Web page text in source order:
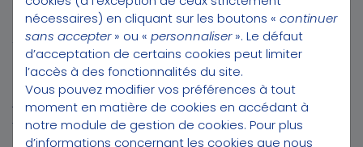
CONTACT
3025
(*appel gratuit du lundi au vendredi de 9h à 18h)
Préfon Distribution
12 bis, rue de Courcelles
75008 Paris
nécessaires) en cliquant sur les boutons « continuer
sans accepter» ou « personnaliser». Le défaut
d’acceptation de certains cookies peut limiter
l’accès à des fonctionnalités du site.
Vous pouvez modifier vos préférences à tout
moment en matière de cookies en accédant à
notre module de gestion de cookies. Pour plus
d’informations concernant les cookies que nous